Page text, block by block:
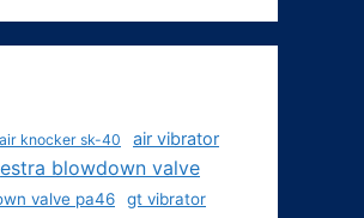
air knocker sk-40 air vibrator
blowdown valve
valve pa46 gt vibrator